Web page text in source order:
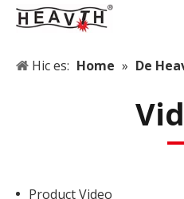
Hic es: Home » De
Product Video